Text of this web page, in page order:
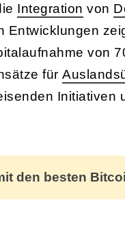
Integration von
Entwicklungen
von
für
Initiativen
den besten